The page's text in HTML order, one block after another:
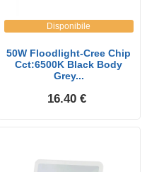
Disponibile
50W Floodlight-Cree Chip
Cct:6500K Black Body
Grey...
16.40 €